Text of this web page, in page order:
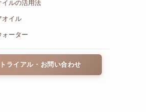
イルの活用法
オイル
ォーター
ライアル・お問い合わせ